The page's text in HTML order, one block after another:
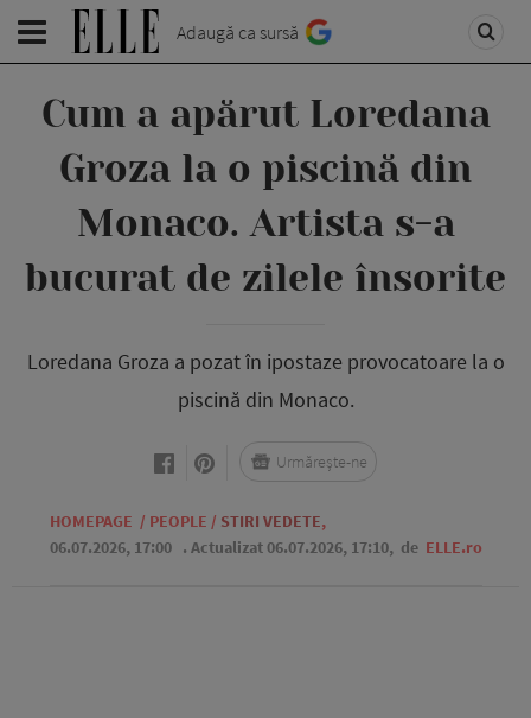
Adaugă ca sursă
Cum a apărut Loredana
Groza la o piscină din
Monaco. Artista s-a
bucurat de zilele însorite
Loredana Groza a pozat în ipostaze provocatoare la o
piscină din Monaco.
HOMEPAGE / PEOPLE / STIRI VEDETE,
06.07.2026, 17:00 . Actualizat 06.07.2026, 17:10, de ELLE.ro
Urmărește-ne